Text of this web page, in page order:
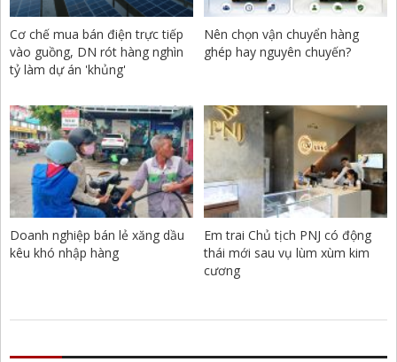
Cơ chế mua bán điện trực tiếp
vào guồng, DN rót hàng nghìn
tỷ làm dự án 'khủng'
Nên chọn vận chuyển hàng
ghép hay nguyên chuyến?
Doanh nghiệp bán lẻ xăng dầu
kêu khó nhập hàng
Em trai Chủ tịch PNJ có động
thái mới sau vụ lùm xùm kim
cương